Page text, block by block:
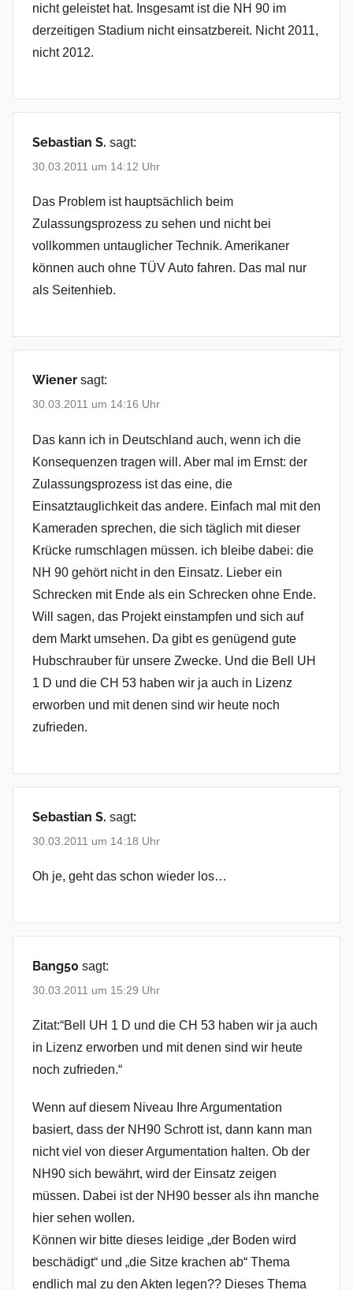
nicht geleistet hat. Insgesamt ist die NH 90 im
derzeitigen Stadium nicht einsatzbereit. Nicht 2011,
nicht 2012.
Sebastian S. sagt:
30.03.2011 um 14:12 Uhr
Das Problem ist hauptsächlich beim
Zulassungsprozess zu sehen und nicht bei
vollkommen untauglicher Technik. Amerikaner
können auch ohne TÜV Auto fahren. Das mal nur
als Seitenhieb.
Wiener sagt:
30.03.2011 um 14:16 Uhr
Das kann ich in Deutschland auch, wenn ich die
Konsequenzen tragen will. Aber mal im Ernst: der
Zulassungsprozess ist das eine, die
Einsatztauglichkeit das andere. Einfach mal mit den
Kameraden sprechen, die sich täglich mit dieser
Krücke rumschlagen müssen. ich bleibe dabei: die
NH 90 gehört nicht in den Einsatz. Lieber ein
Schrecken mit Ende als ein Schrecken ohne Ende.
Will sagen, das Projekt einstampfen und sich auf
dem Markt umsehen. Da gibt es genügend gute
Hubschrauber für unsere Zwecke. Und die Bell UH
1 D und die CH 53 haben wir ja auch in Lizenz
erworben und mit denen sind wir heute noch
zufrieden.
Sebastian S. sagt:
30.03.2011 um 14:18 Uhr
Oh je, geht das schon wieder los…
Bang50 sagt:
30.03.2011 um 15:29 Uhr
Zitat:“Bell UH 1 D und die CH 53 haben wir ja auch
in Lizenz erworben und mit denen sind wir heute
noch zufrieden.“
Wenn auf diesem Niveau Ihre Argumentation
basiert, dass der NH90 Schrott ist, dann kann man
nicht viel von dieser Argumentation halten. Ob der
NH90 sich bewährt, wird der Einsatz zeigen
müssen. Dabei ist der NH90 besser als ihn manche
hier sehen wollen.
Können wir bitte dieses leidige „der Boden wird
beschädigt“ und „die Sitze krachen ab“ Thema
endlich mal zu den Akten legen?? Dieses Thema